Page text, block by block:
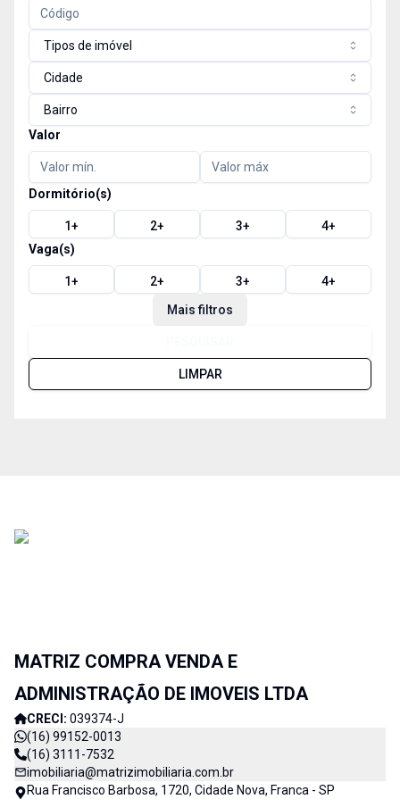
Tipos de imóvel
Cidade
Bairro
Valor
Dormitório(s)
1+ 2+ 3+ 4+
Vaga(s)
1+ 2+ 3+ 4+
Mais filtros
LIMPAR
MATRIZ COMPRA VENDA E
ADMINISTRAÇÃO DE IMOVEIS LTDA
CRECI: 039374-J
(16) 99152-0013
(16) 3111-7532
imobiliaria@matrizimobiliaria.com.br
Rua Francisco Barbosa, 1720, Cidade Nova, Franca - SP